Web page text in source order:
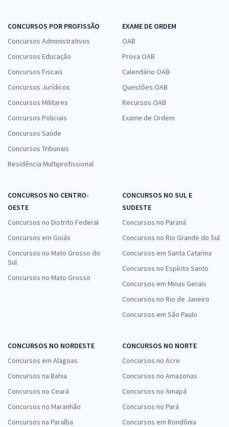
CONCURSOS POR PROFISSÃO
Concursos Administrativos
Concursos Educação
Concursos Fiscais
Concursos Jurídicos
Concursos Militares
Concursos Policiais
Concursos Saúde
Concursos Tribunais
Residência Multiprofissional
EXAME DE ORDEM
OAB
Prova OAB
Calendário OAB
Questões OAB
Recursos OAB
Exame de Ordem
CONCURSOS NO CENTRO-
OESTE
Concursos no Distrito Federal
Concursos em Goiás
Concursos no Mato Grosso do
Sul
Concursos no Mato Grosso
CONCURSOS NO SUL E
SUDESTE
Concursos no Paraná
Concursos no Rio Grande do Sul
Concursos em Santa Catarina
Concursos no Espírito Santo
Concursos em Minas Gerais
Concursos no Rio de Janeiro
Concursos em São Paulo
CONCURSOS NO NORDESTE
Concursos em Alagoas
Concursos na Bahia
Concursos no Ceará
Concursos no Maranhão
Concursos na Paraíba
CONCURSOS NO NORTE
Concursos no Acre
Concursos no Amazonas
Concursos no Amapá
Concursos no Pará
Concursos em Rondônia